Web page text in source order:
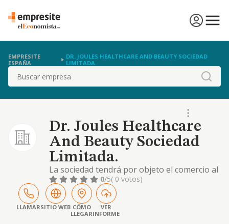
EMPRESITE
ESPAÑA
DR. JOULES HEALTHCARE AND BEAUTY SOCIEDAD
LIMITADA.
Buscar
Dr. Joules Healthcare
And Beauty Sociedad
Limitada.
La sociedad tendrá por objeto el comercio al
por menor de productos farmacéuticos,
artículos médicos, artículos ortopédicos,
productos cosméticos e higiénicos,
correspondencia o internet y comercio al
por mayor de productos perfumería,
0/5( 0 votos)
LLAMARSITIO WEB CÓMO
LLEGAR
VER
INFORME